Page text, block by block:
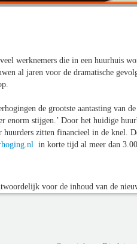
werknemers die in een huurhuis
al jaren voor de dramatische
de grootste aantasting van
enorm stijgen.’ Door het huidige
zitten financieel in de knel.
in korte tijd al meer dan
voor de inhoud van de